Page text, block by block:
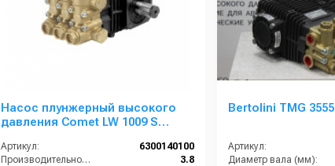
Насос плунжерный высокого
давления Comet LW 1009 S
Артикул:
6300140100
Производительность (л/мин):
3.8
Bertolini TMG 3555
Артикул:
Диаметр вала (мм):